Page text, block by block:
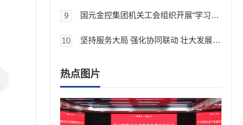
9 国元金控集团机关工会组织开展“学习二十大、永远跟党走、奋进新征程”健步行活动
10 坚持服务大局 强化协同联动 壮大发展动能国元金控集团召开新骨干业务板块国元资本成立大会方旭讲话
热点图片